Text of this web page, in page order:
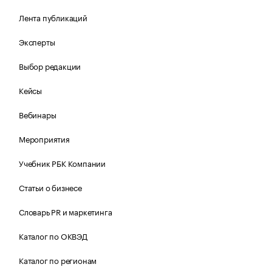
Лента публикаций
Эксперты
Выбор редакции
Кейсы
Вебинары
Мероприятия
Учебник РБК Компании
Статьи о бизнесе
Словарь PR и маркетинга
Каталог по ОКВЭД
Каталог по регионам